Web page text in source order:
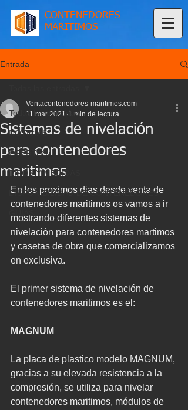
CONTENEDORES
MARITIMOS
Entrada
Todas las entradas
NOTICIAS
OFERTAS
TIPOS Y MEDIDAS
DISPONIBILIDAD DE CONTENEDORES
GUIAS
Sistemas de nivelación
para contenedores
maritimos
Ventacontenedores-maritimos.com
11 mar 2021 1 min de lectura
En los proximos dias desde venta de
contenedores maritimos os vamos a ir
mostrando diferentes sistemas de
nivelación para contenedores martimos
y casetas de obra que comercializamos
en exclusiva.
El primer sistema de nivelación de
contenedores maritimos es el:
MAGNUM
La placa de plastico modelo MAGNUM,
gracias a su elevada resistencia a la
compresión, se utiliza para nivelar
contenedores maritimos, módulos de